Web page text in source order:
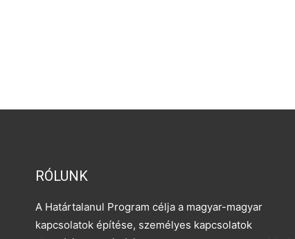
RÓLUNK
A Határtalanul Program célja a magyar-magyar
kapcsolatok építése, személyes kapcsolatok